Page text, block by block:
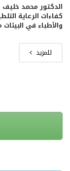
الدكتور محمد
كفاءات الرعاية
والأطباء في
للمزيد